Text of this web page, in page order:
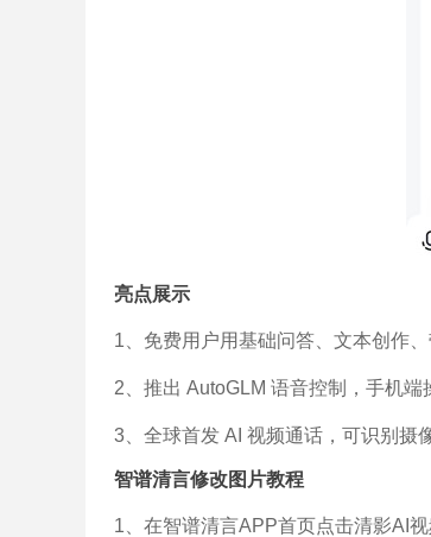
亮点展示
1、免费用户用基础问答、文本创作
2、推出 AutoGLM 语音控制，手机
3、全球首发 AI 视频通话，可识别摄
智谱清言修改图片教程
1、在智谱清言APP首页点击清影AI视